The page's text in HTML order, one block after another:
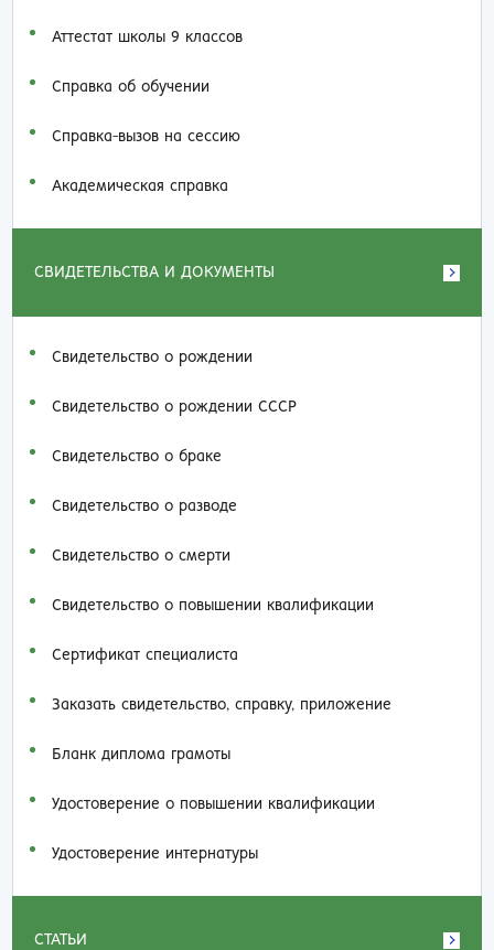
Аттестат школы 9 классов
Справка об обучении
Справка-вызов на сессию
Академическая справка
СВИДЕТЕЛЬСТВА И ДОКУМЕНТЫ
Свидетельство о рождении
Свидетельство о рождении СССР
Свидетельство о браке
Свидетельство о разводе
Свидетельство о смерти
Свидетельство о повышении квалификации
Сертификат специалиста
Заказать cвидетельство, справку, приложение
Бланк диплома грамоты
Удостоверение о повышении квалификации
Удостоверение интернатуры
СТАТЬИ